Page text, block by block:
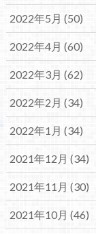
2022年5月 (50)
2022年4月 (60)
2022年3月 (62)
2022年2月 (34)
2022年1月 (34)
2021年12月 (34)
2021年11月 (30)
2021年10月 (46)